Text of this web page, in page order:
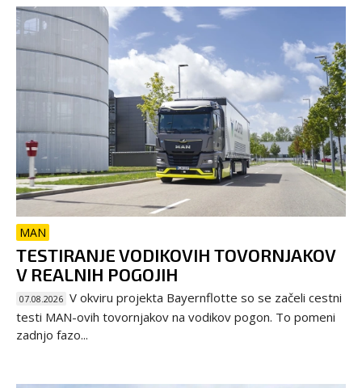
MAN
TESTIRANJE VODIKOVIH TOVORNJAKOV
V REALNIH POGOJIH
07.08.2026 V okviru projekta Bayernflotte so se začeli cestni
testi MAN-ovih tovornjakov na vodikov pogon. To pomeni
zadnjo fazo...